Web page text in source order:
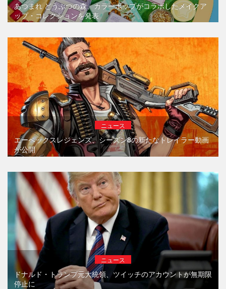
あつまれ どうぶつの森、カラーポップがコラボしたメイクア
ップ・コレクションを発表
ニュース
エーペックスレジェンズ、シーズン8の新たなトレイラー動画
が公開
ニュース
ドナルド・トランプ元大統領、ツイッチのアカウントが無期限
停止に